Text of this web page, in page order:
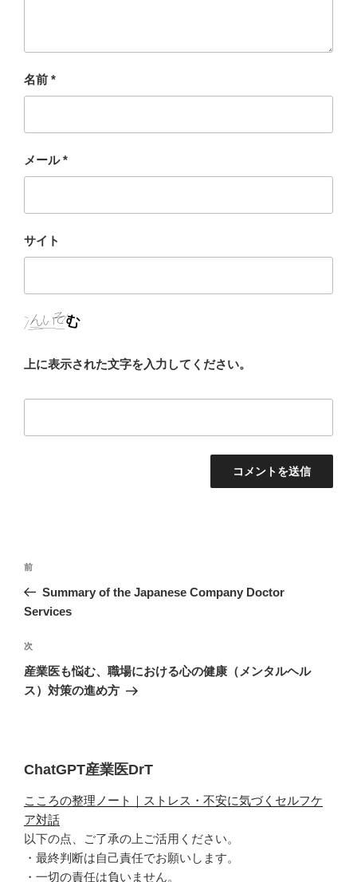
名前 *
メール*
サイト
上に表示された文字を入力してください。
投
ナ
ゲ
ー
シ
過
去
の
稿
前
Summary of the Japanese Company Doctor
Services
次
の
投
次
産業医も悩む、職場における心の健康（メンタルヘル
ス）対策の進め方
ChatGPT産業医DrT
こころの整理ノート｜ストレス・不安に気づくセルフケ
ア対話
以下の点、ご了承の上ご活用ください。
・最終判断は自己責任でお願いします。
・一切の責任は負いません。